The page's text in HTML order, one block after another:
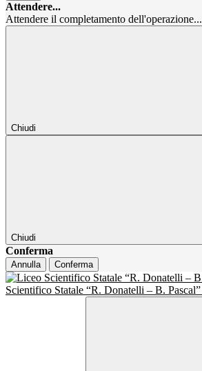
Attendere...
Attendere il completamento dell'operazione...
Chiudi
Chiudi
Conferma
Annulla Conferma
Scientifico Statale “R. Donatelli – B. Pascal”